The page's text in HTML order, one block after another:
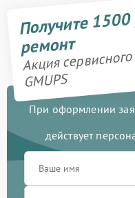
Получите
ремонт
Акция
GMUPS
При оформлении
действует